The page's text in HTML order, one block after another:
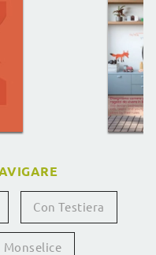
Con Testiera
Monselice